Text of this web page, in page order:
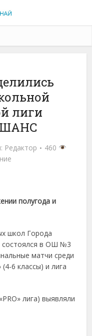
лиги
Редактор
460
полугода и
школ Города
состоялся в ОШ №3
матчи среди
6 классы) и лига
лига) выявляли